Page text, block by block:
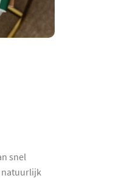
snel
natuurlijk